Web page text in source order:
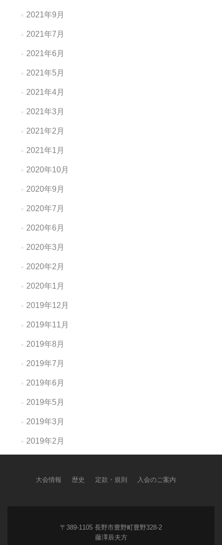
2021年9月
2021年7月
2021年6月
2021年5月
2021年4月
2021年3月
2021年2月
2021年1月
2020年10月
2020年9月
2020年7月
2020年6月
2020年3月
2020年2月
2020年1月
2019年12月
2019年11月
2019年8月
2019年7月
2019年6月
2019年5月
2019年3月
2019年2月
大会情報 歴史 定款・規則 入会のご案内
〒389-1105 長野市豊野町豊野328-2
藤澤辰夫方